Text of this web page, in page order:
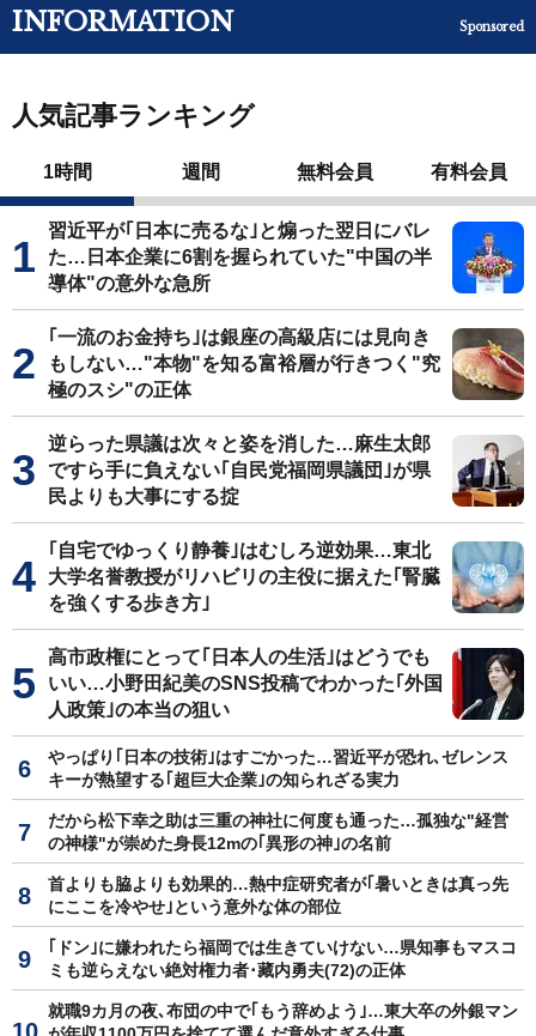
INFORMATION Sponsored
人気記事ランキング
1時間 週間 無料会員 有料会員
習近平が｢日本に売るな｣と煽った翌日にバレ
た…日本企業に6割を握られていた"中国の半
導体"の意外な急所
｢一流のお金持ち｣は銀座の高級店には見向き
もしない…"本物"を知る富裕層が行きつく"究
極のスシ"の正体
逆らった県議は次々と姿を消した…麻生太郎
ですら手に負えない｢自民党福岡県議団｣が県
民よりも大事にする掟
｢自宅でゆっくり静養｣はむしろ逆効果…東北
大学名誉教授がリハビリの主役に据えた｢腎臓
を強くする歩き方｣
高市政権にとって｢日本人の生活｣はどうでも
いい…小野田紀美のSNS投稿でわかった｢外国
人政策｣の本当の狙い
やっぱり｢日本の技術｣はすごかった…習近平が恐れ､ゼレンス
キーが熱望する｢超巨大企業｣の知られざる実力
だから松下幸之助は三重の神社に何度も通った…孤独な"経営
の神様"が崇めた身長12mの｢異形の神｣の名前
首よりも脇よりも効果的…熱中症研究者が｢暑いときは真っ先
にここを冷やせ｣という意外な体の部位
｢ドン｣に嫌われたら福岡では生きていけない…県知事もマスコ
ミも逆らえない絶対権力者･藏内勇夫(72)の正体
就職9カ月の夜､布団の中で｢もう辞めよう｣…東大卒の外銀マン